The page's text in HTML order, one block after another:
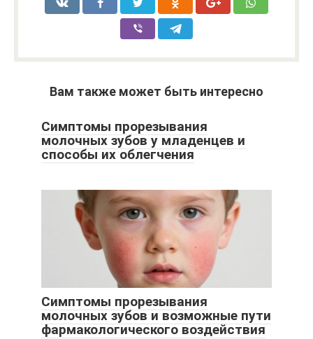
Вам также может быть интересно
Симптомы прорезывания
молочных зубов у младенцев и
способы их облегчения
Симптомы прорезывания
молочных зубов и возможные пути
фармакологического воздействия